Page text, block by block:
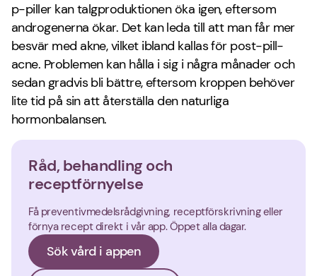
p-piller kan talgproduktionen öka igen, eftersom
androgenerna ökar. Det kan leda till att man får mer
besvär med akne, vilket ibland kallas för post-pill-
acne. Problemen kan hålla i sig i några månader och
sedan gradvis bli bättre, eftersom kroppen behöver
lite tid på sin att återställa den naturliga
hormonbalansen.
Råd, behandling och
receptförnyelse
Få preventivmedelsrådgivning, receptförskrivning eller
förnya recept direkt i vår app. Öppet alla dagar.
Sök vård i appen